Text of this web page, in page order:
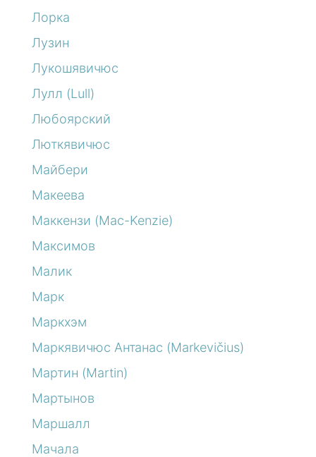
Лорка
Лузин
Лукошявичюс
Лулл (Lull)
Любоярский
Люткявичюс
Майбери
Макеева
Маккензи (Mac-Kenzie)
Максимов
Малик
Марк
Маркхэм
Маркявичюс Антанас (Markevičius)
Мартин (Martin)
Мартынов
Маршалл
Мачала